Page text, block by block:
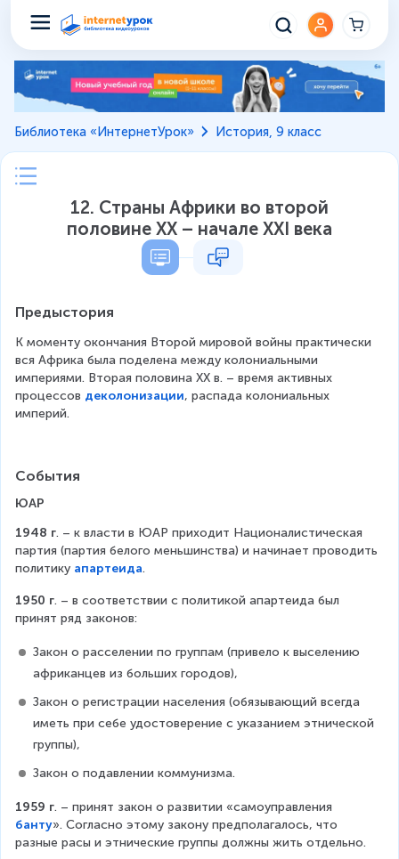
Библиотека «ИнтернетУрок» История, 9 класс
12. Страны Африки во второй
половине XX – начале XXI века
Предыстория
К моменту окончания Второй мировой войны практически
вся Африка была поделена между колониальными
империями. Вторая половина XX в. – время активных
процессов деколонизации, распада колониальных
империй.
События
ЮАР
1948 г. – к власти в ЮАР приходит Националистическая
партия (партия белого меньшинства) и начинает проводить
политику апартеида.
1950 г. – в соответствии с политикой апартеида был
принят ряд законов:
Закон о расселении по группам (привело к выселению
африканцев из больших городов),
Закон о регистрации населения (обязывающий всегда
иметь при себе удостоверение с указанием этнической
группы),
Закон о подавлении коммунизма.
1959 г. – принят закон о развитии «самоуправления
банту». Согласно этому закону предполагалось, что
разные расы и этнические группы должны жить отдельно.